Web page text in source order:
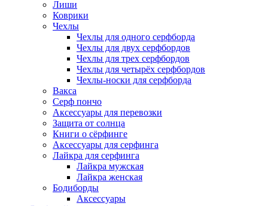
Лиши
Коврики
Чехлы
Чехлы для одного серфборда
Чехлы для двух серфбордов
Чехлы для трех серфбордов
Чехлы для четырёх серфбордов
Чехлы-носки для серфборда
Вакса
Серф пончо
Аксессуары для перевозки
Защита от солнца
Книги о сёрфинге
Аксессуары для серфинга
Лайкра для серфинга
Лайкра мужская
Лайкра женская
Бодиборды
Аксессуары